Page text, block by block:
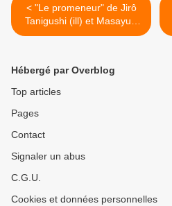
< "Le promeneur" de Jirô
Tanigushi (ill) et Masayuki
Kusumi (scen), Casterman,
Hébergé par Overblog
Top articles
Pages
Contact
Signaler un abus
C.G.U.
Cookies et données personnelles